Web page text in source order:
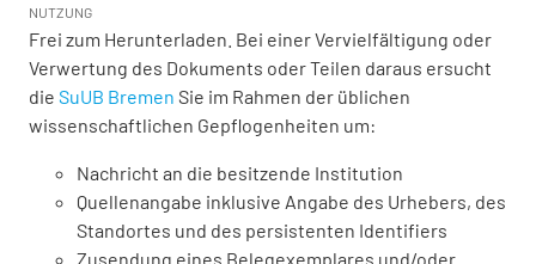
NUTZUNG
Frei zum Herunterladen. Bei einer Vervielfältigung oder
Verwertung des Dokuments oder Teilen daraus ersucht
die SuUB Bremen Sie im Rahmen der üblichen
wissenschaftlichen Gepflogenheiten um:
Nachricht an die besitzende Institution
Quellenangabe inklusive Angabe des Urhebers, des
Standortes und des persistenten Identifiers
Zusendung eines Belegexemplares und/oder